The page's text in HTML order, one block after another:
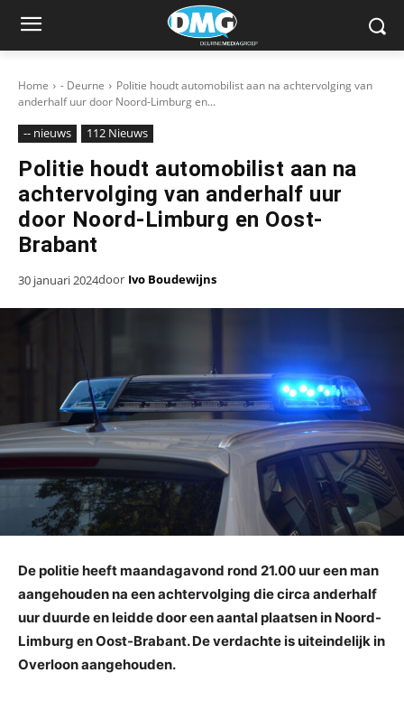
Home - Deurne
Politie houdt automobilist aan na achtervolging van
anderhalf uur door Noord-Limburg en...
-- nieuws 112 Nieuws
Politie houdt automobilist aan na
achtervolging van anderhalf uur
door Noord-Limburg en Oost-
Brabant
30 januari 2024door Ivo Boudewijns
De politie heeft maandagavond rond 21.00 uur een man
aangehouden na een achtervolging die circa anderhalf
uur duurde en leidde door een aantal plaatsen in Noord-
Limburg en Oost-Brabant. De verdachte is uiteindelijk in
Overloon aangehouden.